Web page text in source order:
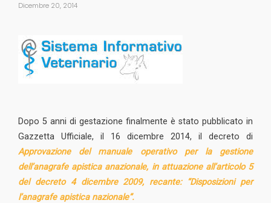
Dicembre 20, 2014
Dopo 5 anni di gestazione finalmente è stato pubblicato in
Gazzetta Ufficiale, il 16 dicembre 2014, il decreto di
Approvazione del manuale operativo per la gestione
dell’anagrafe apistica anazionale, in attuazione all’articolo 5
del decreto 4 dicembre 2009, recante: “Disposizioni per
l’anagrafe apistica nazionale”.